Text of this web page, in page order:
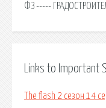
ФЗ -----
Links to Important
The flash 2 сезон 14